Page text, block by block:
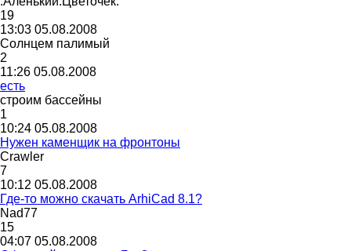
19
13:03 05.08.2008
Солнцем палимый
2
11:26 05.08.2008
есть
строим бассейны
1
10:24 05.08.2008
Нужен каменщик на фронтоны
Crаwler
7
10:12 05.08.2008
Где-то можно скачать ArhiCad 8.1?
Nad77
15
04:07 05.08.2008